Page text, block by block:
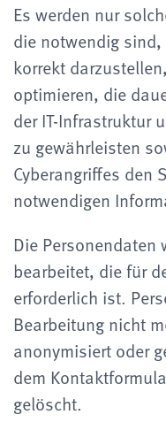
Es werden nur
die notwendig
korrekt
optimieren, die
der IT-Infrastruktur
zu gewährleisten
Cyberangriffes den
notwendigen
Die Personendaten
bearbeitet, die für
erforderlich ist.
Bearbeitung nicht
anonymisiert oder
dem
gelöscht.